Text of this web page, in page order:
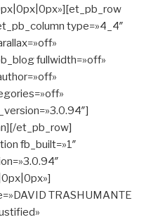
type=»4_4″
fullwidth=»off»
et_pb_row]
fb_built=»1″
TRASHUMANTE